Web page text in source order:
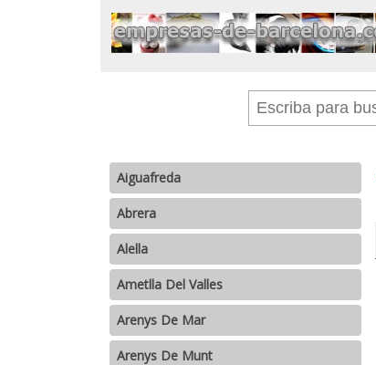
Aiguafreda
Abrera
Alella
Ametlla Del Valles
Arenys De Mar
Arenys De Munt